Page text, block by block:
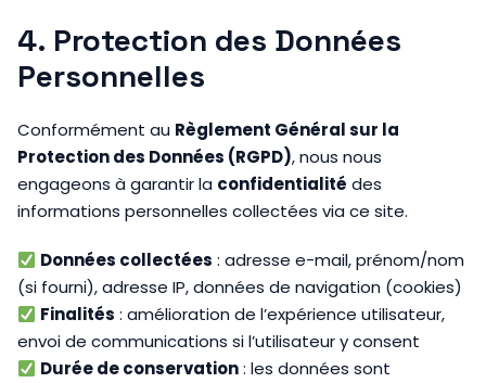
4. Protection des Données
Personnelles
Conformément au Règlement Général sur la
Protection des Données (RGPD), nous nous
engageons à garantir la confidentialité des
informations personnelles collectées via ce site.
Données collectées : adresse e-mail, prénom/nom
(si fourni), adresse IP, données de navigation (cookies)
Finalités : amélioration de l’expérience utilisateur,
envoi de communications si l’utilisateur y consent
Durée de conservation: les données sont